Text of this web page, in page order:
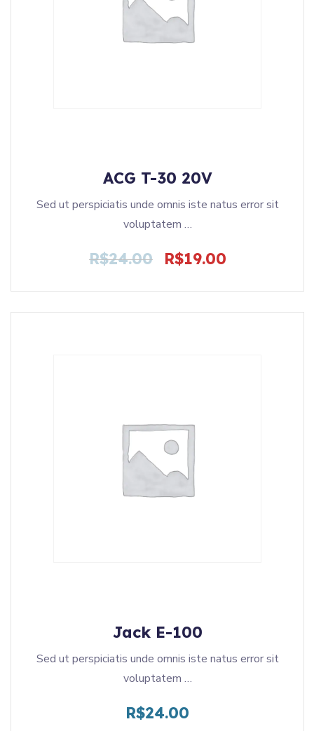
ACG T-30 20V
Sed ut perspiciatis unde omnis iste natus error sit
voluptatem …
R$24.00 R$19.00
Jack E-100
Sed ut perspiciatis unde omnis iste natus error sit
voluptatem …
R$24.00